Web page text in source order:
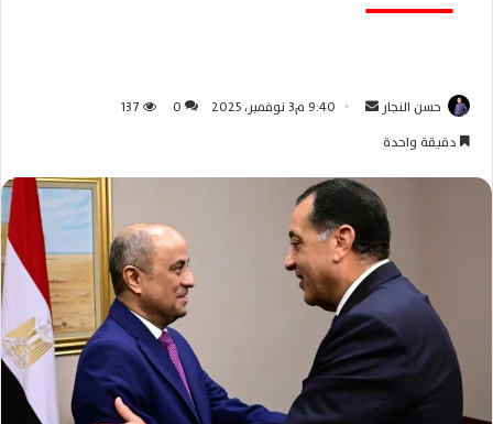
حسن النجار
ل
ي
د
ا
إ
ل
ك
9:40 م3 نوفمبر، 2025 0
137
دقيقة واحدة